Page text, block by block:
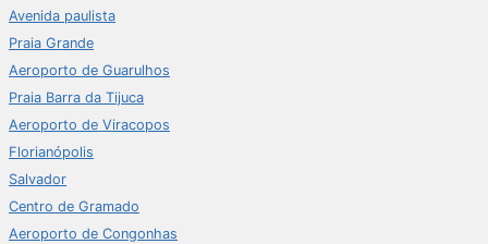
Avenida paulista
Praia Grande
Aeroporto de Guarulhos
Praia Barra da Tijuca
Aeroporto de Viracopos
Florianópolis
Salvador
Centro de Gramado
Aeroporto de Congonhas